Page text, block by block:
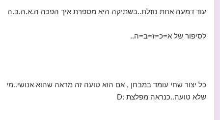
עוד דמעה אחת נוזלת..בשתיקה היא מספרת איך הפכה ה.א.ה.ב.ה
לסיפור של א=כ=ז=ב=ה..
כל יצור שחי עומד במבחן , אם הוא טועה זה מראה שהוא אנושי..מי
שלא טועה..כנראה מפלצת :D